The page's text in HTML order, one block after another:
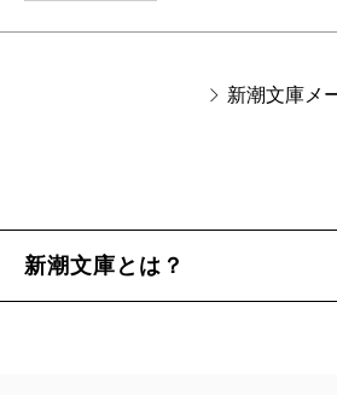
新潮文庫メ
新潮文庫とは？